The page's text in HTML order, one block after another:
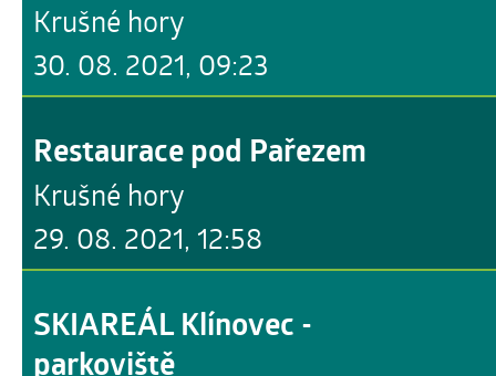
30. 08. 2021, 09:23
Krušné hory
29. 08. 2021, 12:58
Restaurace pod Pařezem
Krušné hory
SKIAREÁL Klínovec -
parkoviště